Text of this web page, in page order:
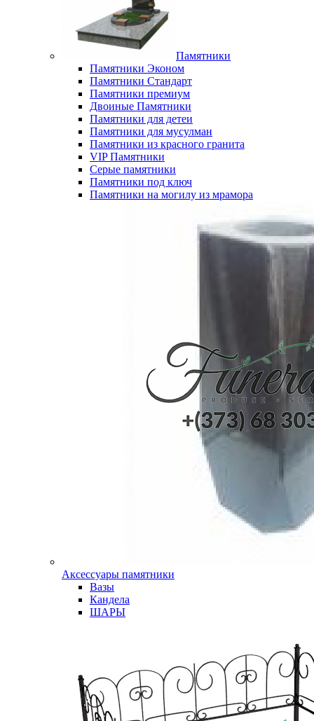
Памятники
Памятники Эконом
Памятники Стандарт
Памятники премиум
Двоиные Памятники
Памятники для детеи
Памятники для мусулман
Памятники из красного гранита
VIP Памятники
Серые памятники
Памятники под ключ
Памятники на могилу из мрамора
Аксессуары памятники
Вазы
Кандела
ШАРЫ